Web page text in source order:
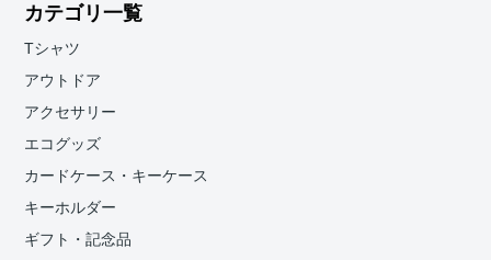
カテゴリ一覧
Tシャツ
アウトドア
アクセサリー
エコグッズ
カードケース・キーケース
キーホルダー
ギフト・記念品